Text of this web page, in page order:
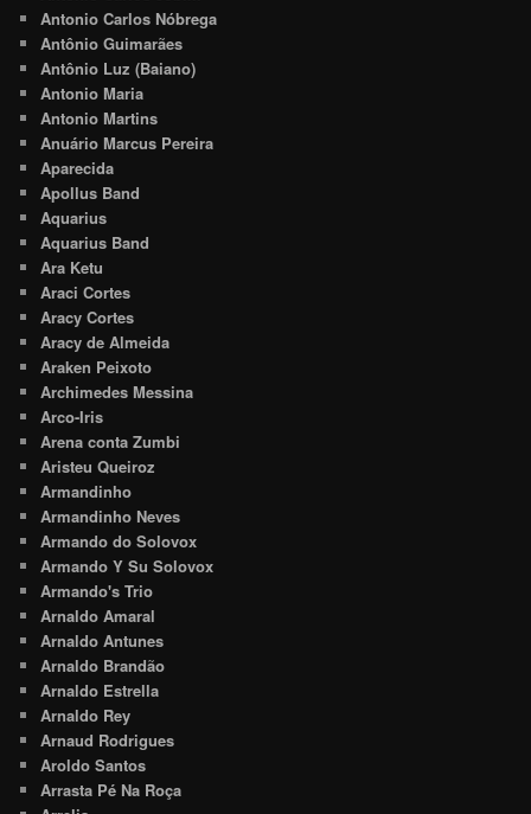
Antonio Carlos Nóbrega
Antônio Guimarães
Antônio Luz (Baiano)
Antonio Maria
Antonio Martins
Anuário Marcus Pereira
Aparecida
Apollus Band
Aquarius
Aquarius Band
Ara Ketu
Araci Cortes
Aracy Cortes
Aracy de Almeida
Araken Peixoto
Archimedes Messina
Arco-Iris
Arena conta Zumbi
Aristeu Queiroz
Armandinho
Armandinho Neves
Armando do Solovox
Armando Y Su Solovox
Armando's Trio
Arnaldo Amaral
Arnaldo Antunes
Arnaldo Brandão
Arnaldo Estrella
Arnaldo Rey
Arnaud Rodrigues
Aroldo Santos
Arrasta Pé Na Roça